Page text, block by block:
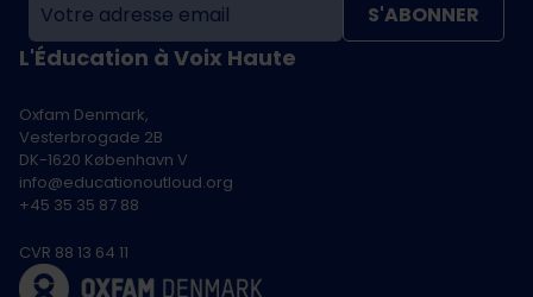
L'Éducation à Voix Haute
Oxfam Denmark,
Vesterbrogade 2B
DK-1620 København V
info@educationoutloud.org
+45 35 35 87 88
CVR 88 13 64 11
S'ABONNER